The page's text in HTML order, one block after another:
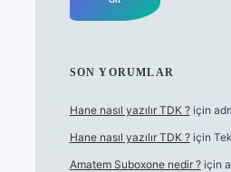
SON YORUMLAR
Hane nasıl yazılır TDK ?için
Hane nasıl yazılır TDK ?için
Amatem Suboxone nedir ?için